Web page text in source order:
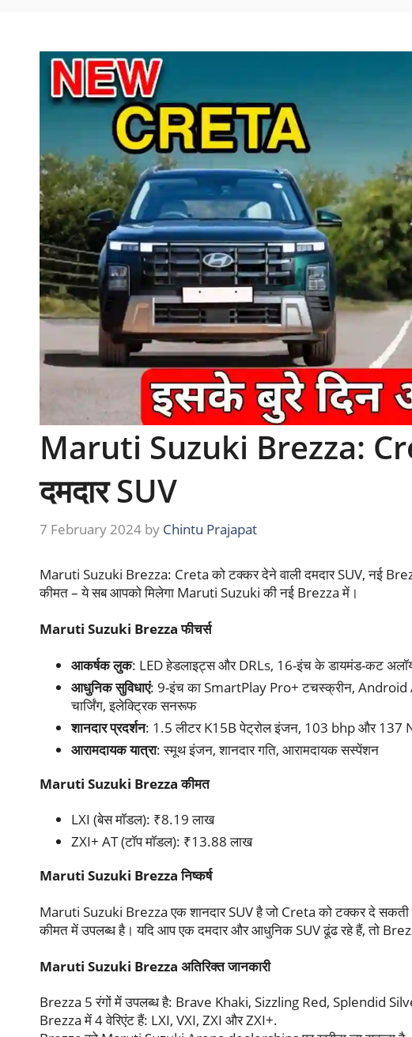
Maruti Suzuki Brezza:
दमदार SUV
7 February 2024 by Chintu Prajapat
Maruti Suzuki Brezza: Creta को टक्कर देने वाली दमदार SUV,नई
कीमत – ये सब आपको मिलेगा Maruti Suzuki की नई Brezza में।
Maruti Suzuki Brezza फीचर्स
आकर्षक लुक: LED हेडलाइट्स और DRLs, 16-इंच के डायमंड-कट अलॉय
आधुनिक सुविधाएं: 9-इंच का SmartPlay Pro+ टचस्क्रीन, Android
चार्जिंग, इलेक्ट्रिक सनरूफ
शानदार प्रदर्शन: 1.5 लीटर K15B पेट्रोल इंजन, 103 bhp और 137
आरामदायक यात्रा: स्मूथ इंजन, शानदार गति, आरामदायक सस्पेंशन
Maruti Suzuki Brezza कीमत
LXI (बेस मॉडल): ₹8.19 लाख
ZXI+ AT (टॉप मॉडल): ₹13.88 लाख
Maruti Suzuki Brezza निष्कर्ष
Maruti Suzuki Brezza एक शानदार SUV है जो Creta को टक्कर दे
कीमत में उपलब्ध है। यदि आप एक दमदार और आधुनिक SUV ढूंढ रहे हैं, तो
Maruti Suzuki Brezza अतिरिक्त जानकारी
Brezza 5 रंगों में उपलब्ध है: Brave Khaki, Sizzling Red, Splendid
Brezza में 4 वेरिएंट हैं: LXI, VXI, ZXI और ZXI+.